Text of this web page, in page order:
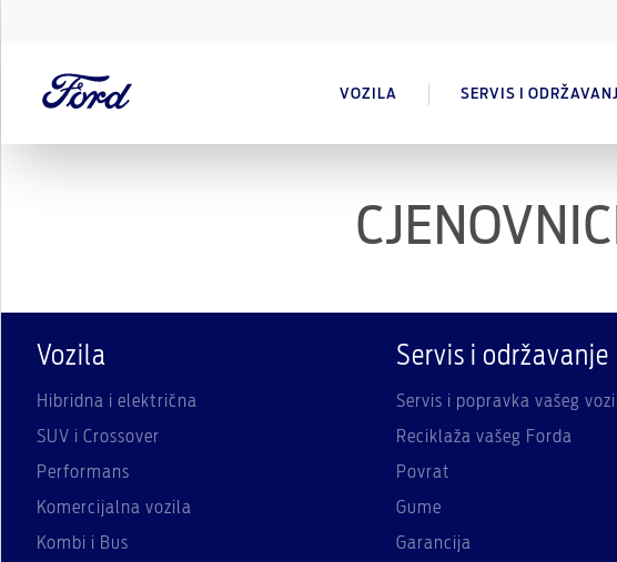
VOZILA SERVIS I
Vozila
Hibridna i električna
SUV i Crossover
Performans
Komercijalna vozila
Kombi i Bus
Servis i održavanje
Servis i popravka vašeg
Reciklaža vašeg Forda
Povrat
Gume
Garancija